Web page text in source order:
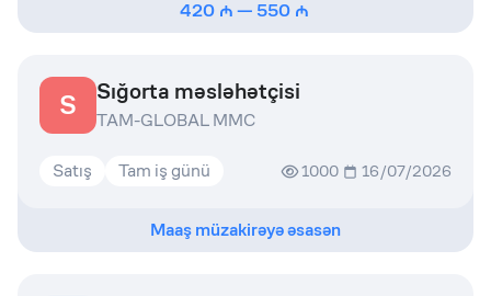
420 — 550
S Sığorta məsləhətçisi
TAM-GLOBAL MMC
Satış Tam iş günü 1000 16/07/2026
Maaş müzakirəyə əsasən